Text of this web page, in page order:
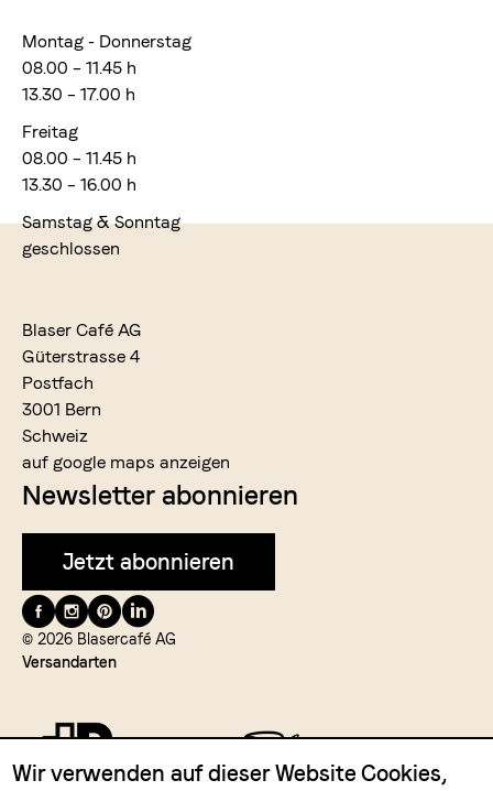
Montag - Donnerstag
08.00 – 11.45 h
13.30 – 17.00 h
Freitag
08.00 – 11.45 h
13.30 – 16.00 h
Samstag & Sonntag
geschlossen
Blaser Café AG
Güterstrasse 4
Postfach
3001 Bern
Schweiz
auf google maps anzeigen
Newsletter abonnieren
Jetzt abonnieren
Folge
uns
auf
© 2026 Blasercafé AG
Versandarten
Wir verwenden auf dieser Website Cookies,